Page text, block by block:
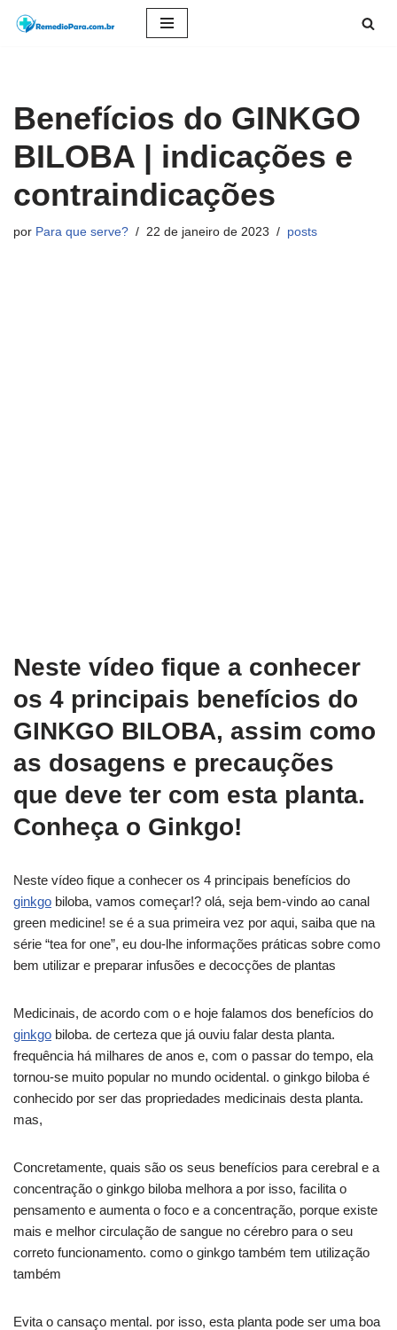
conteúdo
Benefícios do GINKGO
BILOBA | indicações e
contraindicações
por Para que serve? 22 de janeiro de 2023 posts
Neste vídeo fique a conhecer
os 4 principais benefícios do
GINKGO BILOBA, assim como
as dosagens e precauções
que deve ter com esta planta.
Conheça o Ginkgo!
Neste vídeo fique a conhecer os 4 principais benefícios do
ginkgo biloba, vamos começar!? olá, seja bem-vindo ao canal
green medicine! se é a sua primeira vez por aqui, saiba que na
série “tea for one”, eu dou-lhe informações práticas sobre como
bem utilizar e preparar infusões e decocções de plantas
Medicinais, de acordo com o e hoje falamos dos benefícios do
ginkgo biloba. de certeza que já ouviu falar desta planta.
frequência há milhares de anos e, com o passar do tempo, ela
tornou-se muito popular no mundo ocidental. o ginkgo biloba é
conhecido por ser das propriedades medicinais desta planta.
mas,
Concretamente, quais são os seus benefícios para cerebral e a
concentração o ginkgo biloba melhora a por isso, facilita o
pensamento e aumenta o foco e a concentração, porque existe
mais e melhor circulação de sangue no cérebro para o seu
correto funcionamento. como o ginkgo também tem utilização
também
Evita o cansaço mental. por isso, esta planta pode ser uma boa